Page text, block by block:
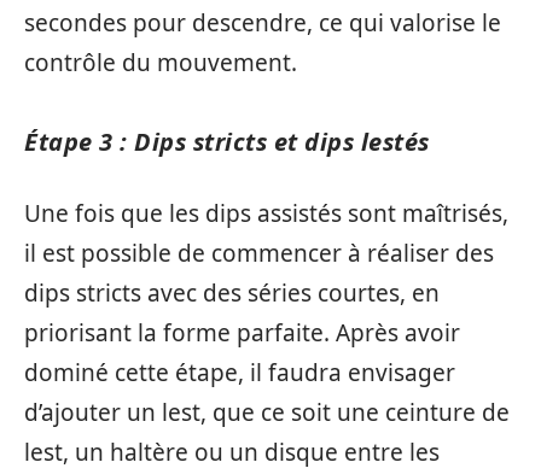
secondes pour descendre, ce qui valorise le
contrôle du mouvement.
Étape 3 : Dips stricts et dips lestés
Une fois que les dips assistés sont maîtrisés,
il est possible de commencer à réaliser des
dips stricts avec des séries courtes, en
priorisant la forme parfaite. Après avoir
dominé cette étape, il faudra envisager
d’ajouter un lest, que ce soit une ceinture de
lest, un haltère ou un disque entre les